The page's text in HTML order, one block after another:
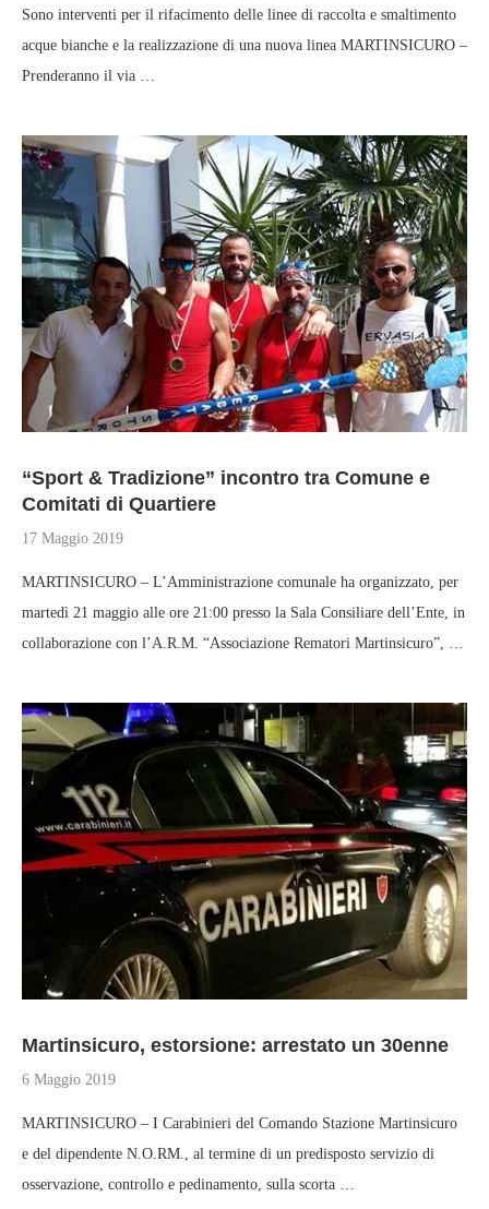
Sono interventi per il rifacimento delle linee di raccolta e smaltimento
acque bianche e la realizzazione di una nuova linea MARTINSICURO –
Prenderanno il via …
“Sport & Tradizione” incontro tra Comune e
Comitati di Quartiere
17 Maggio 2019
MARTINSICURO – L’Amministrazione comunale ha organizzato, per
martedì 21 maggio alle ore 21:00 presso la Sala Consiliare dell’Ente, in
collaborazione con l’A.R.M. “Associazione Rematori Martinsicuro”, …
Martinsicuro, estorsione: arrestato un 30enne
6 Maggio 2019
MARTINSICURO – I Carabinieri del Comando Stazione Martinsicuro
e del dipendente N.O.RM., al termine di un predisposto servizio di
osservazione, controllo e pedinamento, sulla scorta …